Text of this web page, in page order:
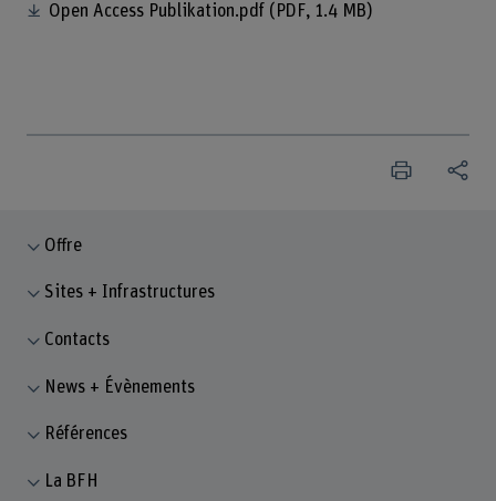
Open Access Publikation.pdf (PDF, 1.4 MB)
Offre
Sites + Infrastructures
Contacts
News + Évènements
Références
La BFH